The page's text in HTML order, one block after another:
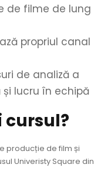
de filme de lung
propriul canal
de analiză a
lucru în echipă
cursul?
producție de film și
Univeristy Square din